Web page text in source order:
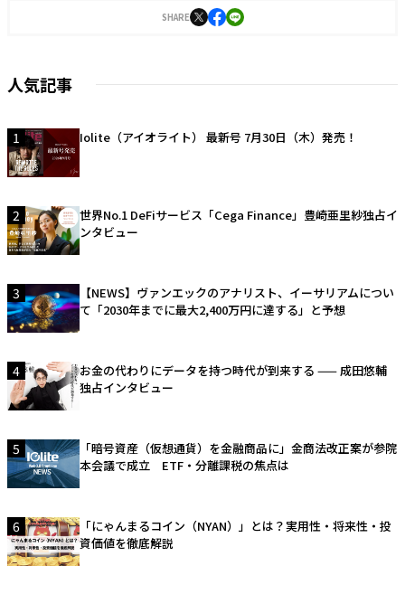
SHARE
人気記事
1 Iolite（アイオライト） 最新号 7月30日（木）発売！
2
世界No.1 DeFiサービス「Cega Finance」豊崎亜里紗独占イ
ンタビュー
3
【NEWS】ヴァンエックのアナリスト、イーサリアムについ
て「2030年までに最大2,400万円に達する」と予想
4
お金の代わりにデータを持つ時代が到来する —— 成田悠輔
独占インタビュー
5
「暗号資産（仮想通貨）を金融商品に」金商法改正案が参院
本会議で成立 ETF・分離課税の焦点は
6
「にゃんまるコイン（NYAN）」とは？実用性・将来性・投
資価値を徹底解説